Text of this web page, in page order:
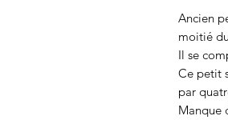
Ancien
moitié
Il se
Ce petit
par
Manque